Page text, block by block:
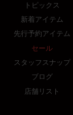
トピックス
新着アイテム
先行予約アイテム
セール
スタッフスナップ
ブログ
店舗リスト